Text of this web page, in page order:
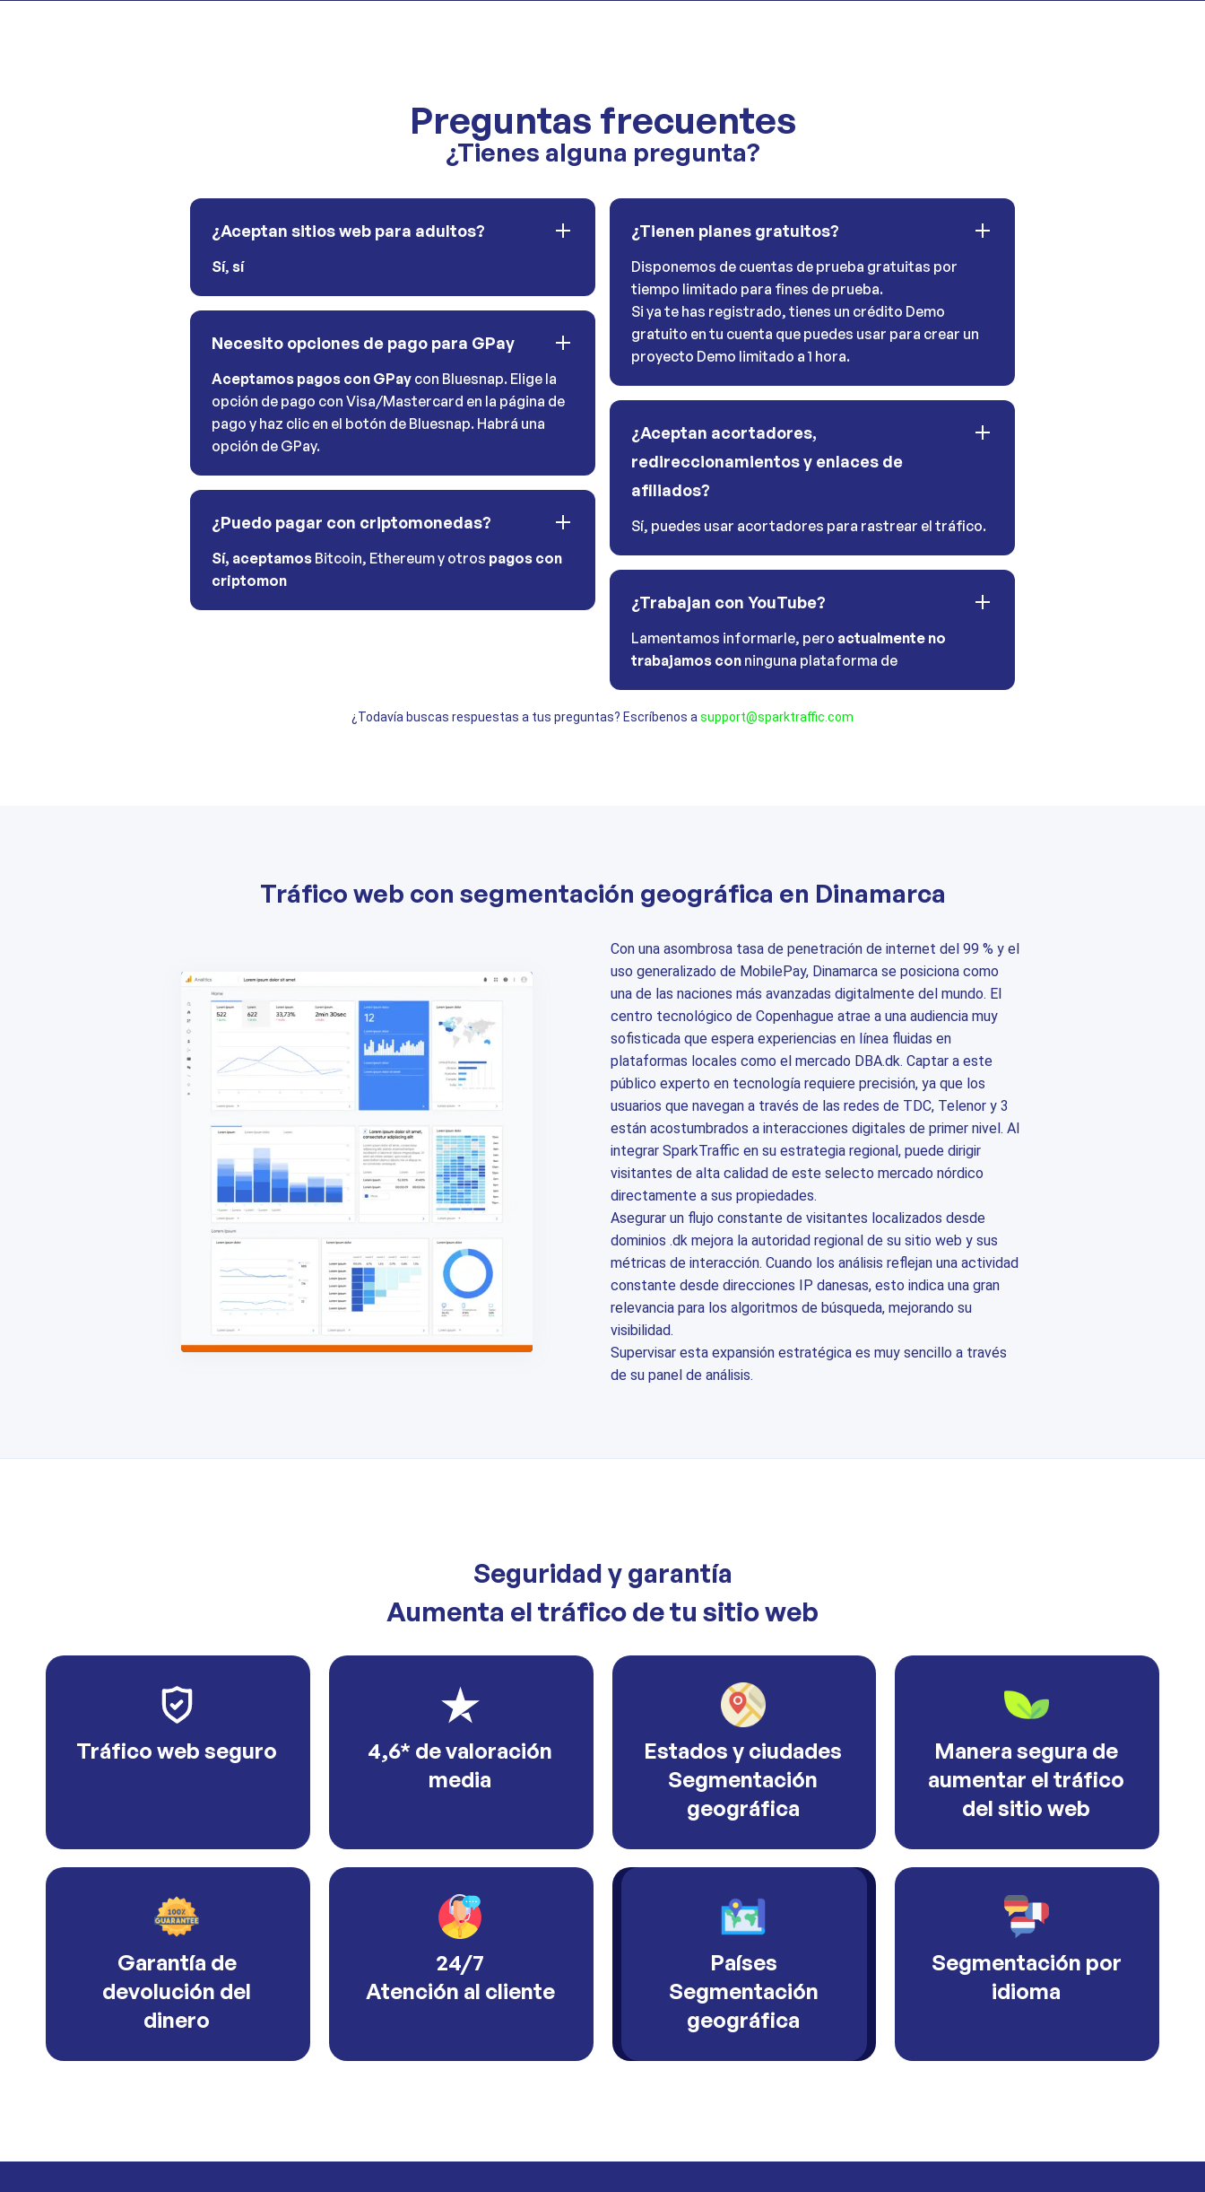
Preguntas frecuentes
¿Tienes alguna pregunta?
¿Aceptan sitios web para adultos?
Sí, sí
Necesito opciones de pago para GPay
Aceptamos pagos con GPay con Bluesnap. Elige la
opción de pago con Visa/Mastercard en la página de
pago y haz clic en el botón de Bluesnap. Habrá una
opción de GPay.
¿Puedo pagar con criptomonedas?
Sí, aceptamos Bitcoin, Ethereum y otros pagos con
criptomon
¿Tienen planes gratuitos?
Disponemos de cuentas de prueba gratuitas por
tiempo limitado para fines de prueba.
Si ya te has registrado, tienes un crédito Demo
gratuito en tu cuenta que puedes usar para crear un
proyecto Demo limitado a 1 hora.
¿Aceptan acortadores,
redireccionamientos y enlaces de
afiliados?
Sí, puedes usar acortadores para rastrear el tráfico.
¿Trabajan con YouTube?
Lamentamos informarle, pero actualmente no
trabajamos con ninguna plataforma de
¿Todavía buscas respuestas a tus preguntas? Escríbenos asupport@sparktraffic.com
Tráfico web con segmentación geográfica en Dinamarca
Con una asombrosa tasa de penetración de internet del 99 % y el
uso generalizado de MobilePay, Dinamarca se posiciona como
una de las naciones más avanzadas digitalmente del mundo. El
centro tecnológico de Copenhague atrae a una audiencia muy
sofisticada que espera experiencias en línea fluidas en
plataformas locales como el mercado DBA.dk. Captar a este
público experto en tecnología requiere precisión, ya que los
usuarios que navegan a través de las redes de TDC, Telenor y 3
están acostumbrados a interacciones digitales de primer nivel. Al
integrar SparkTraffic en su estrategia regional, puede dirigir
visitantes de alta calidad de este selecto mercado nórdico
directamente a sus propiedades.
Asegurar un flujo constante de visitantes localizados desde
dominios .dk mejora la autoridad regional de su sitio web y sus
métricas de interacción. Cuando los análisis reflejan una actividad
constante desde direcciones IP danesas, esto indica una gran
relevancia para los algoritmos de búsqueda, mejorando su
visibilidad.
Supervisar esta expansión estratégica es muy sencillo a través
de su panel de análisis.
Seguridad y garantía
Aumenta el tráfico de tu sitio web
Tráfico web seguro
4,6* de valoración
media
Estados y ciudades
Segmentación
geográfica
Manera segura de
aumentar el tráfico
del sitio web
Garantía de
devolución del
dinero
24/7
Atención al cliente
Países
Segmentación
geográfica
Segmentación por
idioma